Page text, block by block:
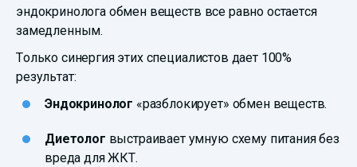
эндокринолога обмен веществ все равно остается
замедленным.
Только синергия этих специалистов дает 100%
результат:
Эндокринолог «разблокирует» обмен веществ.
Диетолог выстраивает умную схему питания без
вреда для ЖКТ.